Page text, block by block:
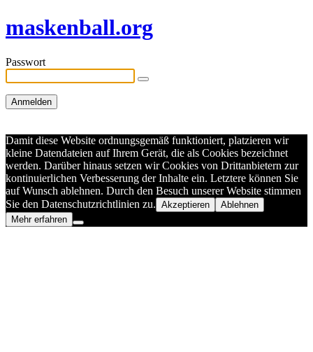
maskenball.org
Passwort
Damit diese Website ordnungsgemäß funktioniert, platzieren wir
kleine Datendateien auf Ihrem Gerät, die als Cookies bezeichnet
werden. Darüber hinaus setzen wir Cookies von Drittanbietern zur
kontinuierlichen Verbesserung der Inhalte ein. Letztere können Sie
auf Wunsch ablehnen. Durch den Besuch unserer Website stimmen
Sie den Datenschutzrichtlinien zu. Akzeptieren
Ablehnen
Mehr erfahren